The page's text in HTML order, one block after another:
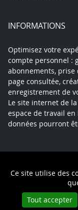
Ce site utilise des
Tout accepter
INFORMATIONS
Optimisez votre
compte personnel :
abonnements, prise
page consultée,
enregistrement de
Le site internet de
espace de travail
données pourront